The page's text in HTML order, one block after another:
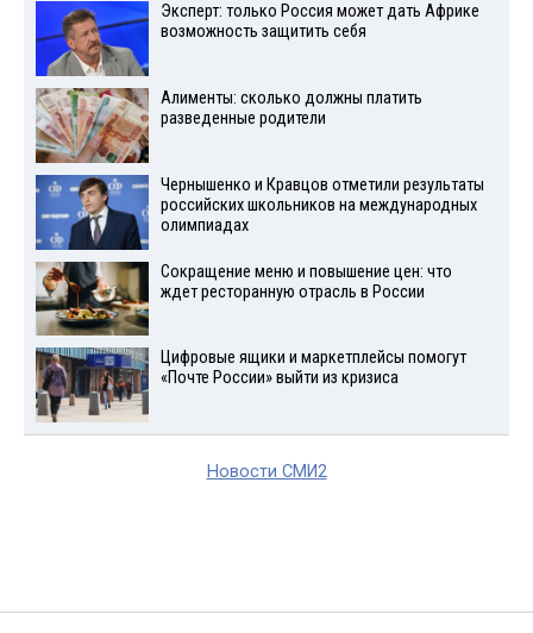
Эксперт: только Россия может дать Африке
возможность защитить себя
Алименты: сколько должны платить
разведенные родители
Чернышенко и Кравцов отметили результаты
российских школьников на международных
олимпиадах
Сокращение меню и повышение цен: что
ждет ресторанную отрасль в России
Цифровые ящики и маркетплейсы помогут
«Почте России» выйти из кризиса
Новости СМИ2